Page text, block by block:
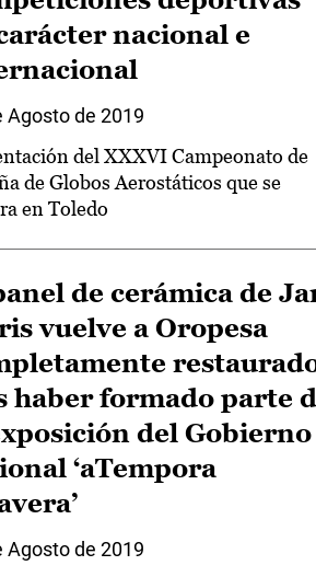
nacional e
Agosto de 2019
del XXXVI Campeonato de
de Globos Aerostáticos que se
en Toledo
de cerámica de
vuelve a Oropesa
haber formado parte
del Gobierno
‘aTempora
Agosto de 2019